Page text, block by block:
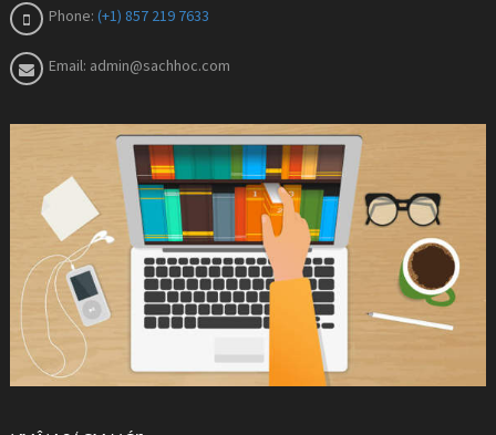
Phone: (+1) 857 219 7633
Email: admin@sachhoc.com